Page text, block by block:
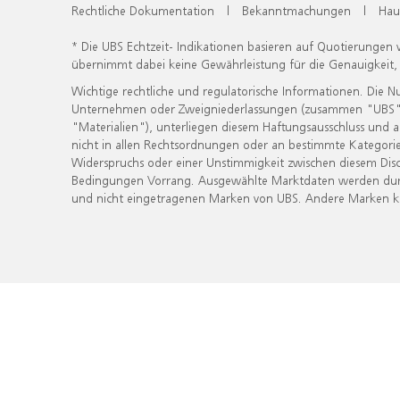
Rechtliche Dokumentation | Bekanntmachungen |
* Die UBS Echtzeit- Indikationen basieren auf
übernimmt dabei keine Gewährleistung für die
Wichtige rechtliche und regulatorische Informationen. Die
Unternehmen oder Zweigniederlassungen (zusammen
"Materialien"), unterliegen diesem Haftungsausschluss
nicht in allen Rechtsordnungen oder an bestimmte
Widerspruchs oder einer Unstimmigkeit zwischen diesem
Bedingungen Vorrang. Ausgewählte Marktdaten werden
und nicht eingetragenen Marken von UBS. Andere Marken